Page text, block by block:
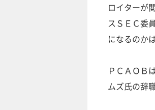
ロイターが
スＳＥＣ委
になるのか
ＰＣＡＯＢ
ムズ氏の辞